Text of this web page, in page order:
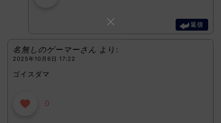
返信
名無しのゲーマーさん より:
2025年10月6日 17:22
ゴイスダマ
0